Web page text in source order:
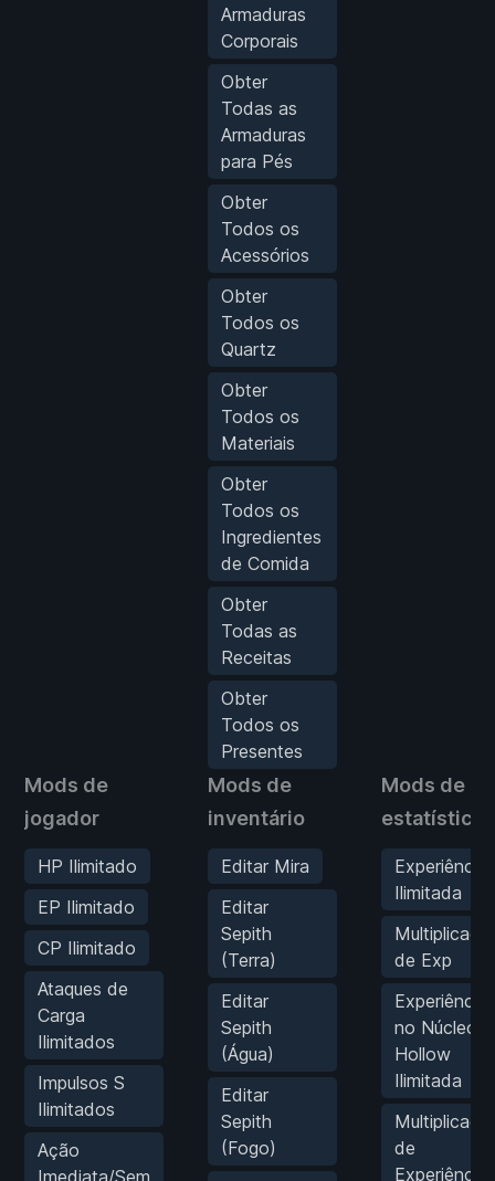
Armaduras
Corporais
Obter
Todas as
Armaduras
para Pés
Obter
Todos os
Acessórios
Obter
Todos os
Quartz
Obter
Todos os
Materiais
Obter
Todos os
Ingredientes
de Comida
Obter
Todas as
Receitas
Obter
Todos os
Presentes
Mods de
jogador
HP Ilimitado
EP Ilimitado
CP Ilimitado
Ataques de
Carga
Ilimitados
Impulsos S
Ilimitados
Ação
Imediata/Sem
Mods de
inventário
Editar Mira
Editar
Sepith
(Terra)
Editar
Sepith
(Água)
Editar
Sepith
(Fogo)
Mods de
estatísticas
Experiência
Ilimitada
de Exp
Experiência
no Núcleo
Hollow
Ilimitada
de
Experiência